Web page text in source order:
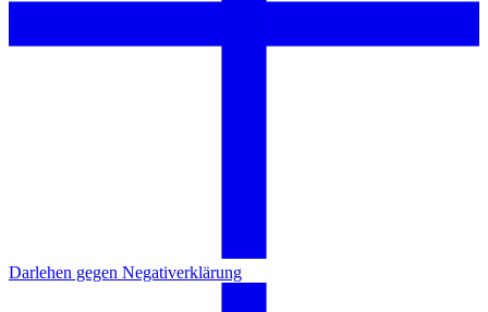
Darlehen gegen Negativerklärung